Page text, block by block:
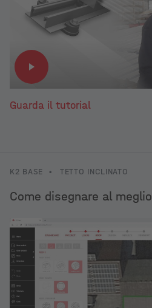
Guarda il tutorial
K2 BASE • TETTO INCLINATO
Come disegnare al